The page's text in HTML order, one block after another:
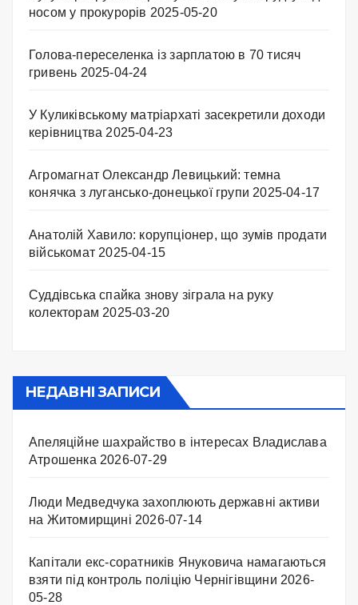
носом у прокурорів 2025-05-20
Голова-переселенка із зарплатою в 70 тисяч
гривень 2025-04-24
У Куликівському матріархаті засекретили доходи
керівництва 2025-04-23
Агромагнат Олександр Левицький: темна
конячка з лугансько-донецької групи 2025-04-17
Анатолій Хавило: корупціонер, що зумів продати
військомат 2025-04-15
Суддівська спайка знову зіграла на руку
колекторам 2025-03-20
НЕДАВНІ ЗАПИСИ
Апеляційне шахрайство в інтересах Владислава
Атрошенка 2026-07-29
Люди Медведчука захоплюють державні активи
на Житомирщині 2026-07-14
Капітали екс-соратників Януковича намагаються
взяти під контроль поліцію Чернігівщини 2026-
05-28